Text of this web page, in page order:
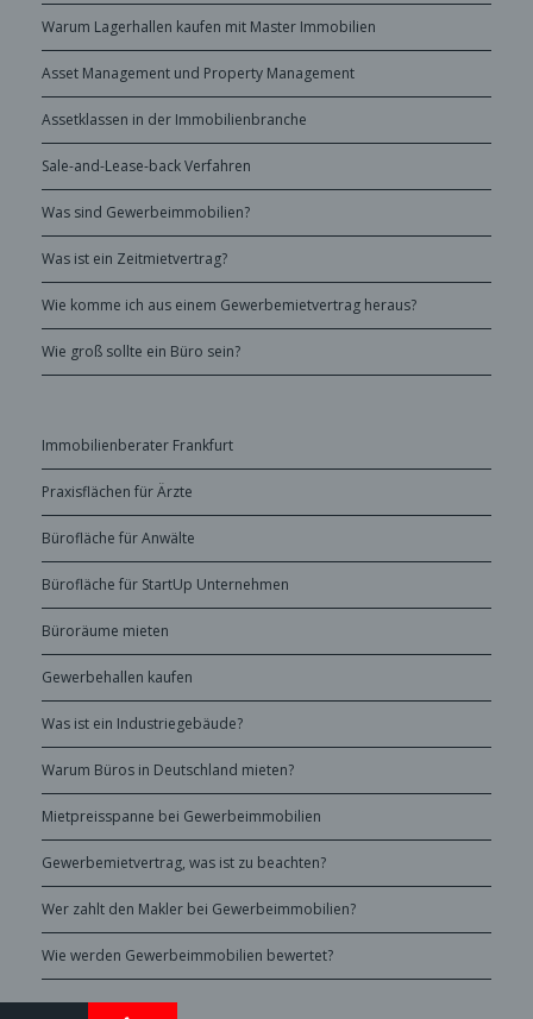
Warum Lagerhallen kaufen mit Master Immobilien
Asset Management und Property Management
Assetklassen in der Immobilienbranche
Sale-and-Lease-back Verfahren
Was sind Gewerbeimmobilien?
Was ist ein Zeitmietvertrag?
Wie komme ich aus einem Gewerbemietvertrag heraus?
Wie groß sollte ein Büro sein?
Immobilienberater Frankfurt
Praxisflächen für Ärzte
Bürofläche für Anwälte
Bürofläche für StartUp Unternehmen
Büroräume mieten
Gewerbehallen kaufen
Was ist ein Industriegebäude?
Warum Büros in Deutschland mieten?
Mietpreisspanne bei Gewerbeimmobilien
Gewerbemietvertrag, was ist zu beachten?
Wer zahlt den Makler bei Gewerbeimmobilien?
Wie werden Gewerbeimmobilien bewertet?